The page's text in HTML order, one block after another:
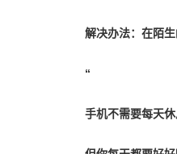
解决办法： 在陌
“
手机不需要每天休